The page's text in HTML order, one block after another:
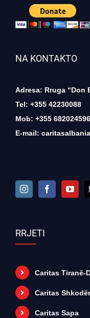
NA KONTAKTO
Adresa: Rruga “Don
Tel: +355 42230088
Mob: +355 682024596
E-mail:
RRJETI
Caritas Tiranë-
Caritas
Caritas Sapa